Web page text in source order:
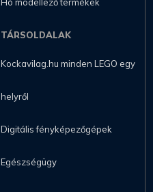
TÁRSOLDALAK
Kockavilag.hu minden LEGO egy
helyről
Digitális fényképezőgépek
Egészségügy